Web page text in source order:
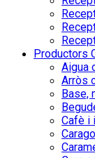
Productors
Aigua
Arròs
Base,
Cafè i